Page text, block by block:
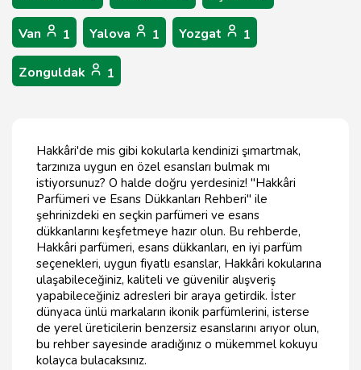
Van 1 Yalova 1 Yozgat 1
Zonguldak 1
Hakkâri'de mis gibi kokularla kendinizi şımartmak,
tarzınıza uygun en özel esansları bulmak mı
istiyorsunuz? O halde doğru yerdesiniz! "Hakkâri
Parfümeri ve Esans Dükkanları Rehberi" ile
şehrinizdeki en seçkin parfümeri ve esans
dükkanlarını keşfetmeye hazır olun. Bu rehberde,
Hakkâri parfümeri, esans dükkanları, en iyi parfüm
seçenekleri, uygun fiyatlı esanslar, Hakkâri kokularına
ulaşabileceğiniz, kaliteli ve güvenilir alışveriş
yapabileceğiniz adresleri bir araya getirdik. İster
dünyaca ünlü markaların ikonik parfümlerini, isterse
de yerel üreticilerin benzersiz esanslarını arıyor olun,
bu rehber sayesinde aradığınız o mükemmel kokuyu
kolayca bulacaksınız.